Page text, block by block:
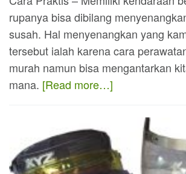
rupanya bisa dibilang
susah. Hal menyenangkan yang
tersebut ialah karena cara
murah namun bisa mengantarkan
mana. [Read more…]